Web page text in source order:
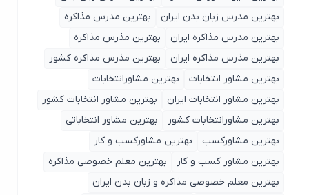
بهترین مدرس زبان بدن ایران
بهترین مدرس مذاکره
بهترین مدرس مذاکره ایران
بهترین مذرس مذاکره
بهترین مذرس مذاکره ایران
بهترین مذرس مذاکره کشور
بهترین مشاور انتخابات
بهترین مشاورانتخابات
بهترین مشاور انتخابات ایران
بهترین مشاور انتخابات کشور
بهترین مشاورانتخابات کشور
بهترین مشاور انتخاباتی
بهترین مشاورکسب
بهترین مشاورکسب و کار
بهترین مشاور کسب و کار
بهترین معلم خصوصی مذاکره
بهترین معلم خصوصی مذاکره و زبان بدن ایران